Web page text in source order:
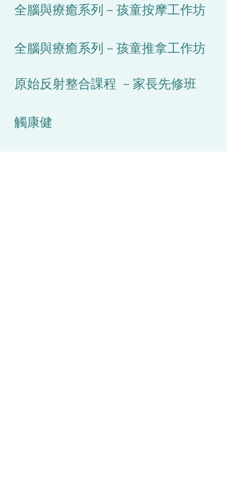
全腦與療癒系列－孩童按摩工作坊
全腦與療癒系列 － 孩童推拿工作坊
原始反射整合課程 －家長先修班
觸康健